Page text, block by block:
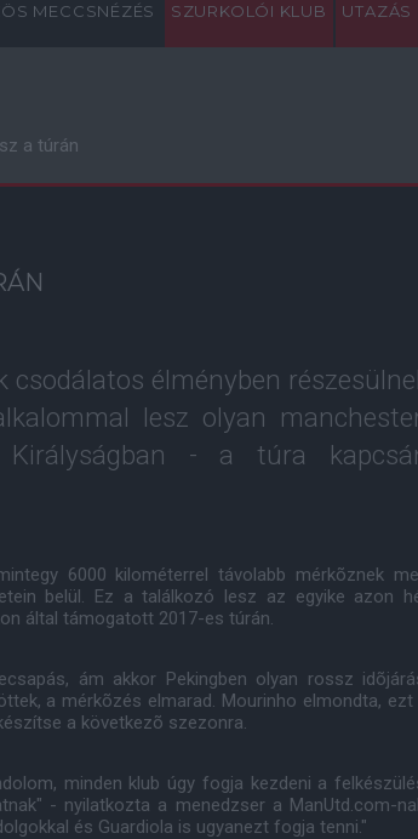
MECCSNÉZÉS SZURKOLÓI KLUB UTAZÁS
a túrán
élményben
lesz olyan
- a túra
6000 kilométerrel távolabb mérkõznek
belül. Ez a találkozó lesz az egyike azon
által támogatott 2017-es túrán.
ám akkor Pekingben olyan rossz
a mérkõzés elmarad. Mourinho elmondta, ezt
a következõ szezonra.
minden klub úgy fogja kezdeni a
- nyilatkozta a menedzser a ManUtd.com-
és Guardiola is ugyanezt fogja tenni."